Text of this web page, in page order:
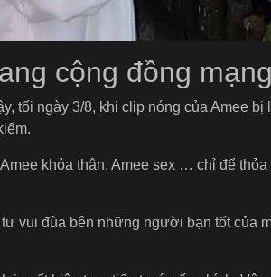
cộng đồng mạng
ngày 3/8, khi clip nóng của Amee bị
khỏa thân, Amee sex … chỉ để
vui đùa bên những người bạn tốt của